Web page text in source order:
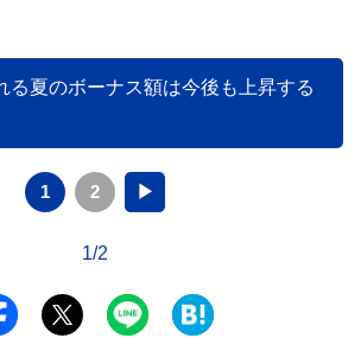
る夏のボーナス額は今後も上昇する
1 2 ▶
1/2